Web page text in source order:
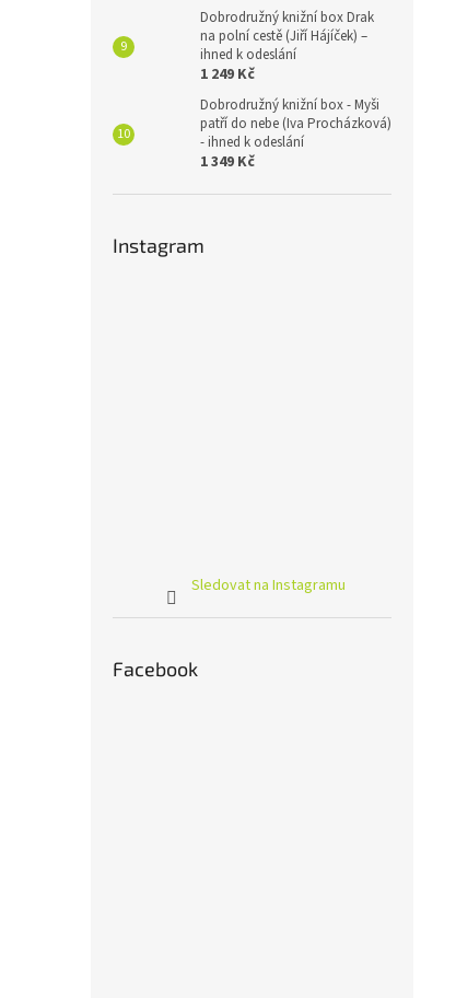
Dobrodružný knižní box Drak
na polní cestě (Jiří Hájíček) –
ihned k odeslání
1 249 Kč
Dobrodružný knižní box - Myši
patří do nebe (Iva Procházková)
- ihned k odeslání
1 349 Kč
Instagram
Sledovat na Instagramu
Facebook